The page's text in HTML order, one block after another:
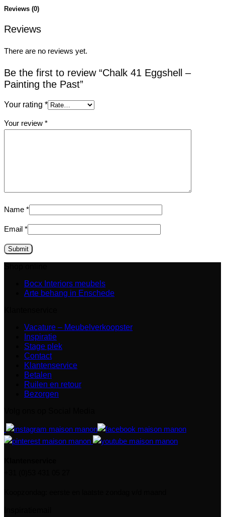
Reviews (0)
Reviews
There are no reviews yet.
Be the first to review “Chalk 41 Eggshell –
Painting the Past”
Your rating *
Your review *
Name *
Email *
Bocx Interiors meubels
Arte behang in Enschede
Vacature – Meubelverkoopster
Inspiratie
Stage plek
Contact
Klantenservice
Betalen
Ruilen en retour
Bezorgen